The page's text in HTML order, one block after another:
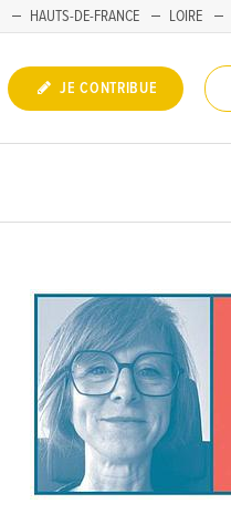
HAUTS-DE-FRANCE LOIRE
JE CONTRIBUE